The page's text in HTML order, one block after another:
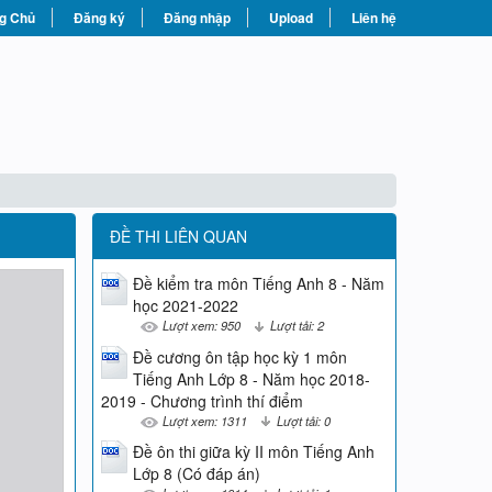
Chủ Đăng ký Đăng nhập Upload Liên hệ
ĐỀ THI LIÊN QUAN
Đề kiểm tra môn Tiếng Anh 8 - Năm
học 2021-2022
Lượt xem: 950 Lượt tải: 2
Đề cương ôn tập học kỳ 1 môn
Tiếng Anh Lớp 8 - Năm học 2018-
2019 - Chương trình thí điểm
Lượt xem: 1311 Lượt tải: 0
Đề ôn thi giữa kỳ II môn Tiếng Anh
Lớp 8 (Có đáp án)